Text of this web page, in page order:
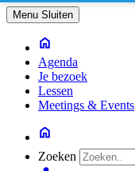
Menu Sluiten
Agenda
Je bezoek
Lessen
Meetings & Events
Zoeken